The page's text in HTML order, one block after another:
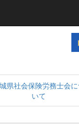
県社会保険労務士会
いて